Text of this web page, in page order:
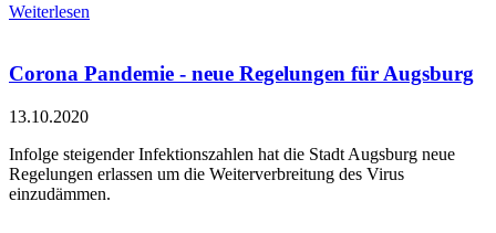
Weiterlesen
Corona Pandemie - neue Regelungen für Augsburg
13.10.2020
Infolge steigender Infektionszahlen hat die Stadt Augsburg neue
Regelungen erlassen um die Weiterverbreitung des Virus
einzudämmen.